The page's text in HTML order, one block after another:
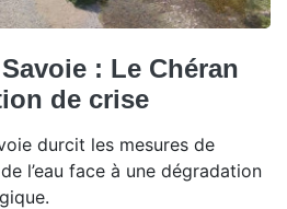
: Le Chéran
de crise
durcit les mesures de
l’eau face à une dégradation